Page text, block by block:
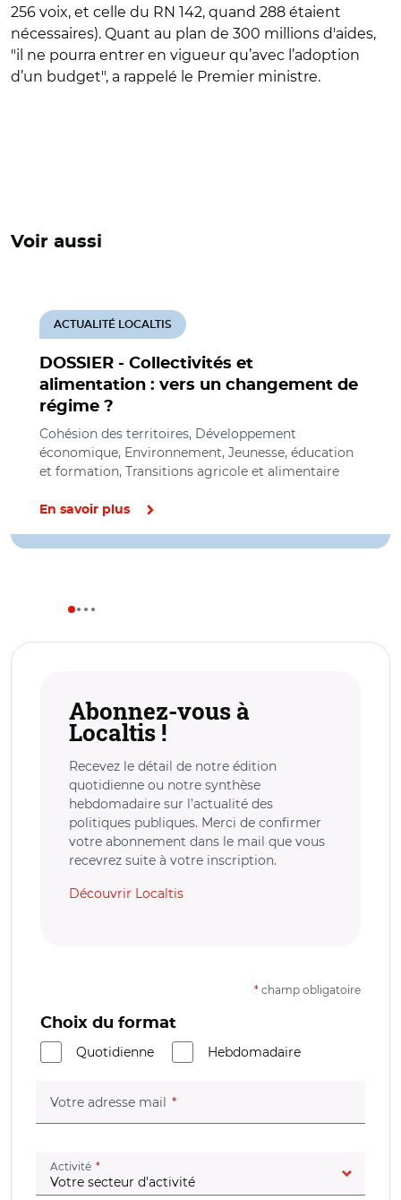
256 voix, et celle du RN 142, quand 288 étaient
nécessaires). Quant au plan de 300 millions d'aides,
"il ne pourra entrer en vigueur qu’avec l’adoption
d’un budget", a rappelé le Premier ministre.
Voir aussi
DOSSIER - Collectivités et
alimentation : vers un changement de
régime ?
ACTUALITÉ LOCALTIS
Cohésion des territoires, Développement
économique, Environnement, Jeunesse, éducation
et formation, Transitions agricole et alimentaire
En savoir plus
Abonnez-vous à
Localtis !
Recevez le détail de notre édition
quotidienne ou notre synthèse
hebdomadaire sur l’actualité des
politiques publiques. Merci de confirmer
votre abonnement dans le mail que vous
recevrez suite à votre inscription.
Découvrir Localtis
* champ obligatoire
Choix du format
Quotidienne
Hebdomadaire
Votre adresse mail (champ obligatoire)
Activité (champ obligatoire)